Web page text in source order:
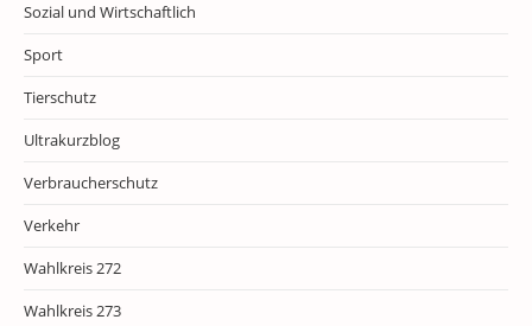
Sozial und Wirtschaftlich
Sport
Tierschutz
Ultrakurzblog
Verbraucherschutz
Verkehr
Wahlkreis 272
Wahlkreis 273